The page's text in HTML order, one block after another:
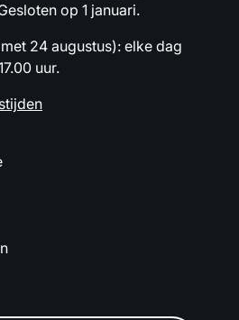
op 1 januari.
24 augustus): elke dag
uur.